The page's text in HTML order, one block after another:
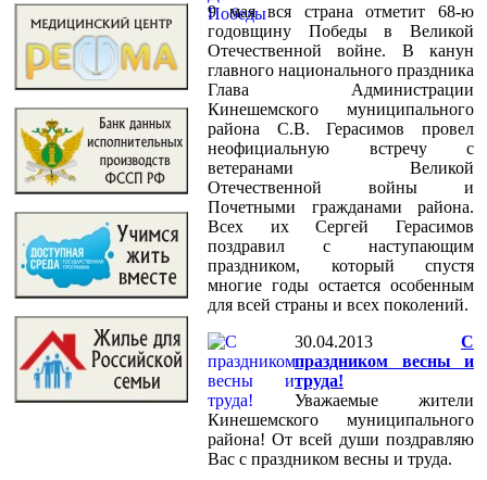
9 мая вся страна отметит 68-ю
годовщину Победы в Великой
Отечественной войне. В канун
главного национального праздника
Глава Администрации
Кинешемского муниципального
района С.В. Герасимов провел
неофициальную встречу с
ветеранами Великой
Отечественной войны и
Почетными гражданами района.
Всех их Сергей Герасимов
поздравил с наступающим
праздником, который спустя
многие годы остается особенным
для всей страны и всех поколений.
30.04.2013
C
праздником весны и
труда!
Уважаемые жители
Кинешемского муниципального
района! От всей души поздравляю
Вас с праздником весны и труда.